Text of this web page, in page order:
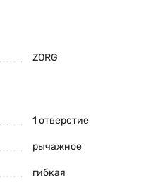
ZORG
1 отверстие
рычажное
гибкая